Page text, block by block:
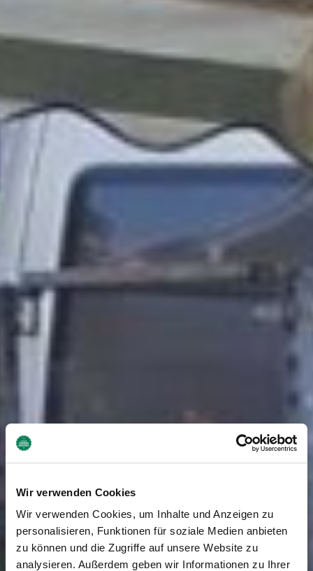
Wir verwenden Cookies
Wir verwenden Cookies, um Inhalte und Anzeigen zu
personalisieren, Funktionen für soziale Medien anbieten
zu können und die Zugriffe auf unsere Website zu
analysieren. Außerdem geben wir Informationen zu Ihrer